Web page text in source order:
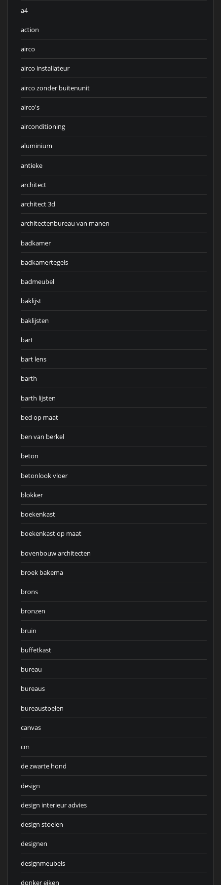
a4
action
airco
airco installateur
airco zonder buitenunit
airco's
airconditioning
aluminium
antieke
architect
architect 3d
architectenbureau van manen
badkamer
badkamertegels
badmeubel
baklijst
baklijsten
bart
bart lens
barth
barth lijsten
bed op maat
ben van berkel
beton
betonlook vloer
blokker
boekenkast
boekenkast op maat
bovenbouw architecten
broek bakema
brons
bronzen
bruin
buffetkast
bureau
bureaus
bureaustoelen
canvas
cm
de zwarte hond
design
design interieur advies
design stoelen
designen
designmeubels
donker eiken